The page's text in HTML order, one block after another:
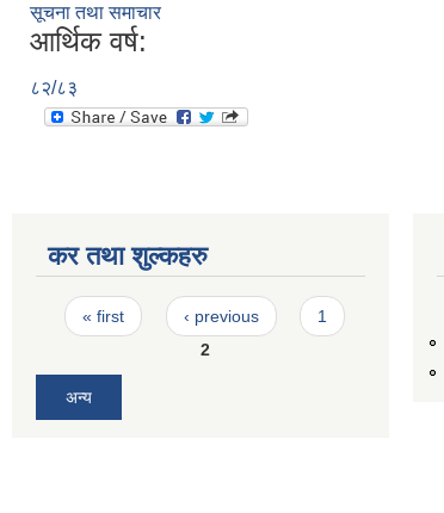
सूचना तथा समाचार
आर्थिक वर्ष:
८२/८३
कर तथा शुल्कहरु
Pages
« first ‹ previous
1
2
अन्य